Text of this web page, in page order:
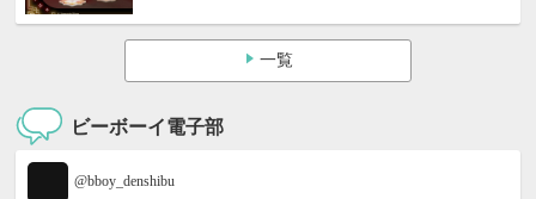
一覧
ビーボーイ電子部
@bboy_denshibu